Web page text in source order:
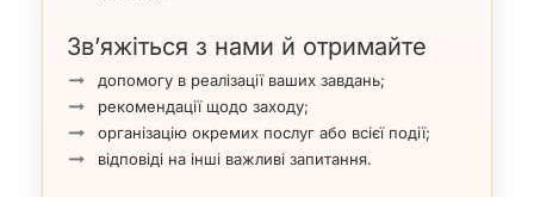
Зв’яжіться з нами й отримайте
допомогу в реалізації ваших завдань;
рекомендації щодо заходу;
організацію окремих послуг або всієї події;
відповіді на інші важливі запитання.